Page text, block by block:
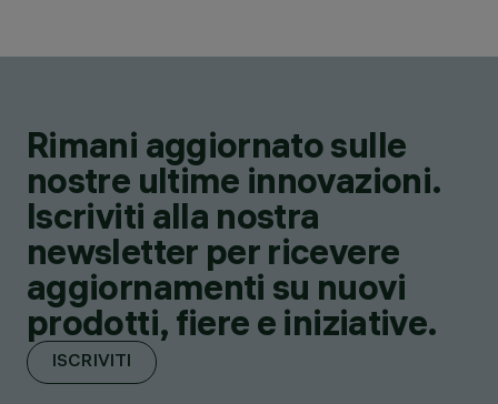
Rimani aggiornato sulle
nostre ultime innovazioni.
Iscriviti alla nostra
newsletter per ricevere
aggiornamenti su nuovi
prodotti, fiere e iniziative.
ISCRIVITI